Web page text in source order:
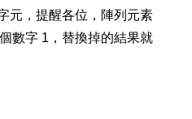
元，提醒各位，陣列元素
數字 1，替換掉的結果就